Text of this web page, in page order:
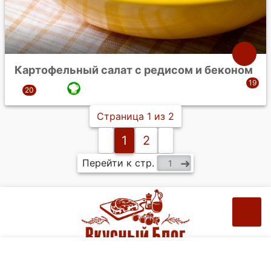
Картофельный салат с редисом и беконом
Страница 1 из 2
1 2
Перейти к стр.